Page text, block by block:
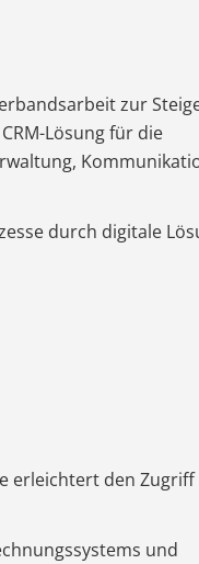
zur
Lösung für die
durch digitale
erleichtert den Zugriff
und